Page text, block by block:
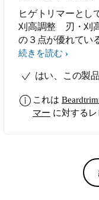
ヒゲトリマーとし
刈高調整 刃・刈
の３点が優れてい
た、シェーバーや
ます。
続きを読む
はい、この製
これは
マー に対する